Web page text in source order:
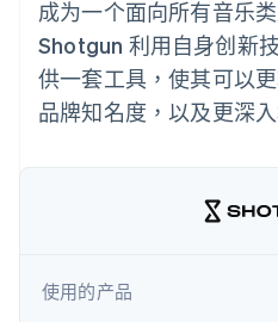
化
Link
加速结账
Atlas
按行业
AI 企业
创作者经济
游戏
酒店、旅游
媒体与娱乐
专业服务
公共部门
应用集成
代码示例
开发者博客
API 状态
联系
联系销售
成为一个面向所有音乐
Shotgun 利用自身创新
供一套工具，使其可以
品牌知名度，以及更深
使用的产品